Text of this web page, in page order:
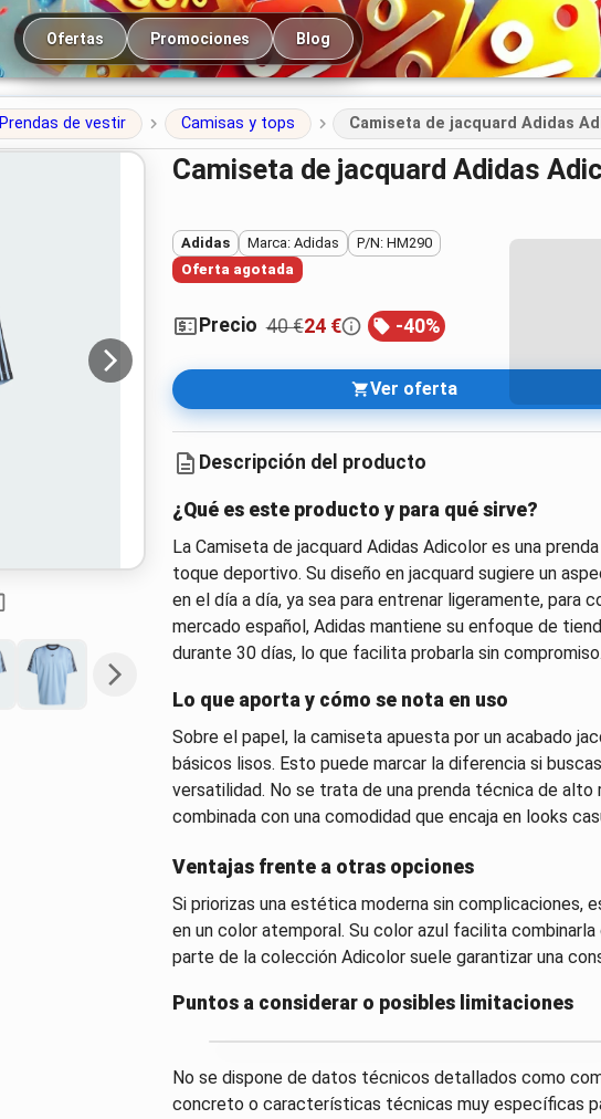
Navegación principal
Ofertas Promociones Blog
Prendas de vestir Camisas y tops Camiseta de jacquard Adidas
Camiseta de jacquard Adidas
Adidas Marca: Adidas
P/N: HM290
Oferta agotada
Precio 40 €24 € -40%
Ver oferta
Descripción del producto
¿Qué es este producto y para qué sirve?
La Camiseta de jacquard Adidas Adicolor es una
toque deportivo. Su diseño en jacquard sugiere un
en el día a día, ya sea para entrenar ligeramente, para
mercado español, Adidas mantiene su enfoque de
durante 30 días, lo que facilita probarla sin compromiso.
Lo que aporta y cómo se nota en uso
Sobre el papel, la camiseta apuesta por un acabado
básicos lisos. Esto puede marcar la diferencia si
versatilidad. No se trata de una prenda técnica de
combinada con una comodidad que encaja en looks
Ventajas frente a otras opciones
Si priorizas una estética moderna sin complicaciones,
en un color atemporal. Su color azul facilita
parte de la colección Adicolor suele garantizar una
Puntos a considerar o posibles limitaciones
No se dispone de datos técnicos detallados como
concreto o características técnicas muy específicas